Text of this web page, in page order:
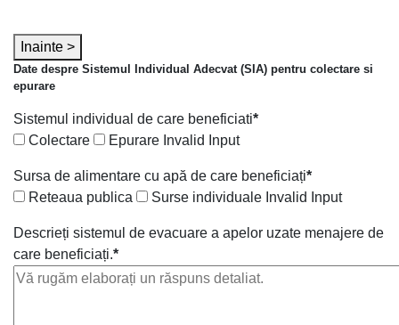
Inainte >
Date despre Sistemul Individual Adecvat (SIA) pentru colectare si
epurare
Sistemul individual de care beneficiati*
Colectare
Epurare Invalid Input
Sursa de alimentare cu apă de care beneficiați*
Reteaua publica
Surse individuale Invalid Input
Descrieți sistemul de evacuare a apelor uzate menajere de
care beneficiați.*